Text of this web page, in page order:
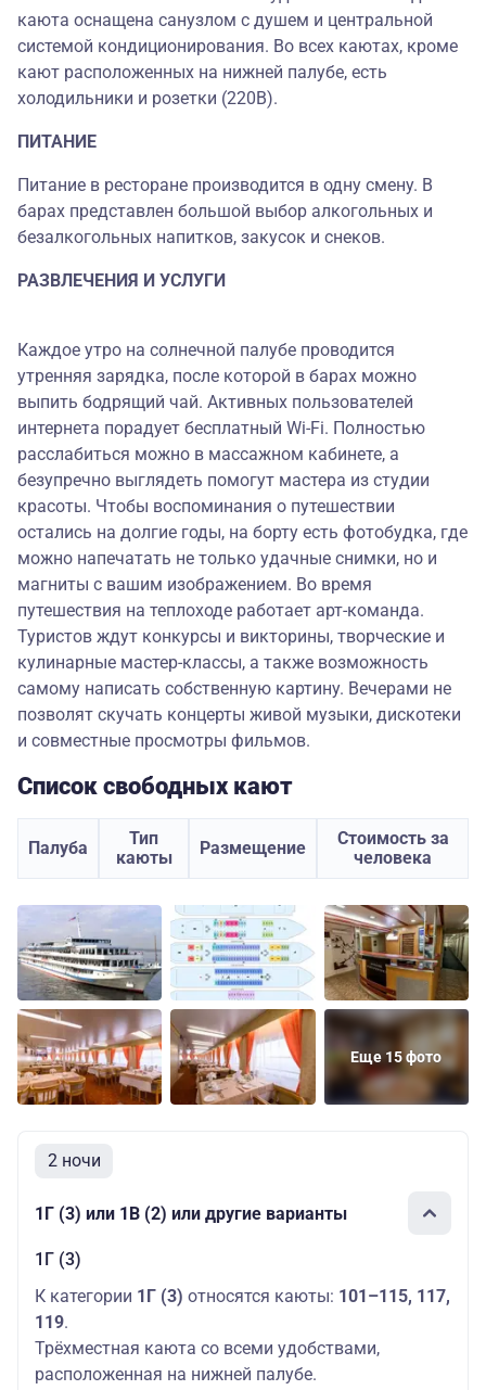
каюта оснащена санузлом с душем и центральной
системой кондиционирования. Во всех каютах, кроме
кают расположенных на нижней палубе, есть
холодильники и розетки (220В).
ПИТАНИЕ
Питание в ресторане производится в одну смену. В
барах представлен большой выбор алкогольных и
безалкогольных напитков, закусок и снеков.
РАЗВЛЕЧЕНИЯ И УСЛУГИ
Каждое утро на солнечной палубе проводится
утренняя зарядка, после которой в барах можно
выпить бодрящий чай. Активных пользователей
интернета порадует бесплатный Wi-Fi. Полностью
расслабиться можно в массажном кабинете, а
безупречно выглядеть помогут мастера из студии
красоты. Чтобы воспоминания о путешествии
остались на долгие годы, на борту есть фотобудка, где
можно напечатать не только удачные снимки, но и
магниты с вашим изображением. Во время
путешествия на теплоходе работает арт-команда.
Туристов ждут конкурсы и викторины, творческие и
кулинарные мастер-классы, а также возможность
самому написать собственную картину. Вечерами не
позволят скучать концерты живой музыки, дискотеки
и совместные просмотры фильмов.
Список свободных кают
Палуба
Тип
каюты
Размещение
Стоимость за
человека
Еще 15 фото
2 ночи
1Г (3) или 1В (2) или другие варианты
1Г (3)
К категории 1Г (3) относятся каюты: 101–115, 117,
119.
Трёхместная каюта со всеми удобствами,
расположенная на нижней палубе.